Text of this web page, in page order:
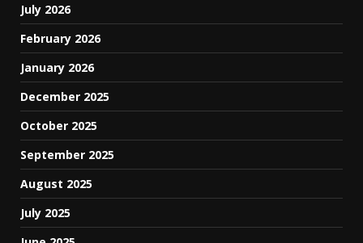
July 2026
February 2026
January 2026
December 2025
October 2025
September 2025
August 2025
July 2025